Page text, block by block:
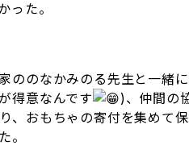
った。
ののなかみのる先生と一緒
得意なんです
)、仲間の
、おもちゃの寄付を集めて
。